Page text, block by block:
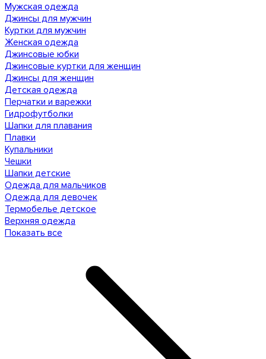
Мужская одежда
Джинсы для мужчин
Куртки для мужчин
Женская одежда
Джинсовые юбки
Джинсовые куртки для женщин
Джинсы для женщин
Детская одежда
Перчатки и варежки
Гидрофутболки
Шапки для плавания
Плавки
Купальники
Чешки
Шапки детские
Одежда для мальчиков
Одежда для девочек
Термобелье детское
Верхняя одежда
Показать все